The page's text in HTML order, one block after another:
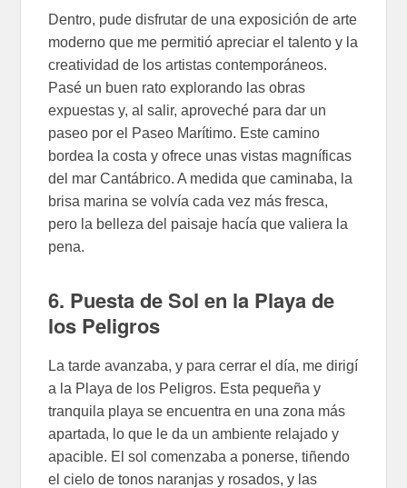
Dentro, pude disfrutar de una exposición de arte
moderno que me permitió apreciar el talento y la
creatividad de los artistas contemporáneos.
Pasé un buen rato explorando las obras
expuestas y, al salir, aproveché para dar un
paseo por el Paseo Marítimo. Este camino
bordea la costa y ofrece unas vistas magníficas
del mar Cantábrico. A medida que caminaba, la
brisa marina se volvía cada vez más fresca,
pero la belleza del paisaje hacía que valiera la
pena.
6. Puesta de Sol en la Playa de
los Peligros
La tarde avanzaba, y para cerrar el día, me dirigí
a la Playa de los Peligros. Esta pequeña y
tranquila playa se encuentra en una zona más
apartada, lo que le da un ambiente relajado y
apacible. El sol comenzaba a ponerse, tiñendo
el cielo de tonos naranjas y rosados, y las